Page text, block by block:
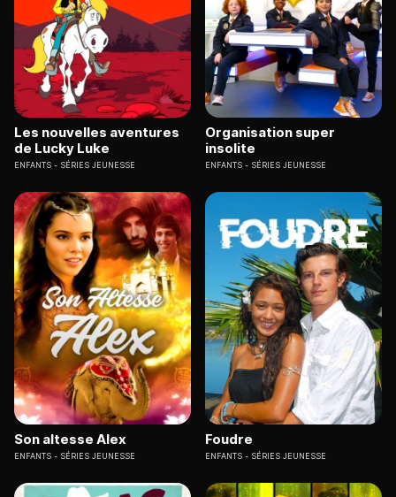
Les nouvelles aventures
de Lucky Luke
ENFANTS SÉRIES JEUNESSE
Organisation super
insolite
ENFANTS SÉRIES JEUNESSE
Son altesse Alex
ENFANTS SÉRIES JEUNESSE
Foudre
ENFANTS SÉRIES JEUNESSE